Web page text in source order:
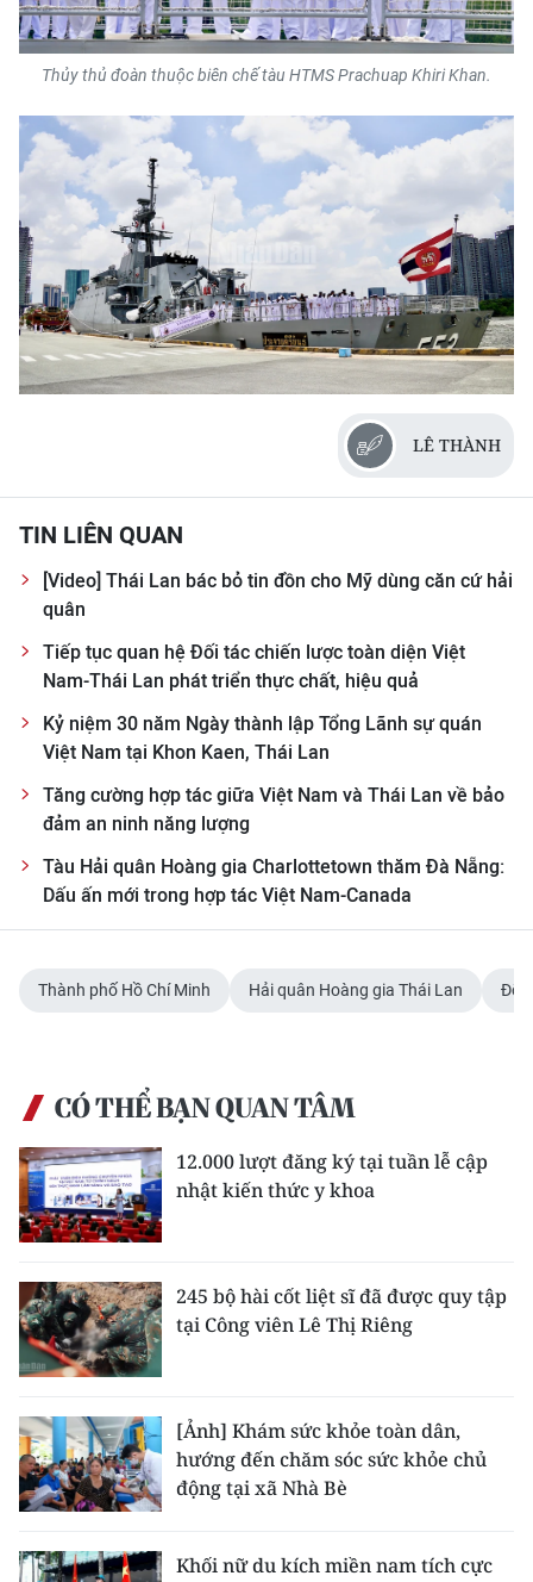
Thủy thủ đoàn thuộc biên chế tàu HTMS Prachuap Khiri Khan.
LÊ THÀNH
TIN LIÊN QUAN
[Video] Thái Lan bác bỏ tin đồn cho Mỹ dùng căn cứ hải
quân
Tiếp tục quan hệ Đối tác chiến lược toàn diện Việt
Nam-Thái Lan phát triển thực chất, hiệu quả
Kỷ niệm 30 năm Ngày thành lập Tổng Lãnh sự quán
Việt Nam tại Khon Kaen, Thái Lan
Tăng cường hợp tác giữa Việt Nam và Thái Lan về bảo
đảm an ninh năng lượng
Tàu Hải quân Hoàng gia Charlottetown thăm Đà Nẵng:
Dấu ấn mới trong hợp tác Việt Nam-Canada
Thành phố Hồ Chí Minh Hải quân Hoàng gia Thái Lan Đối
CÓ THỂ BẠN QUAN TÂM
12.000 lượt đăng ký tại tuần lễ cập
nhật kiến thức y khoa
245 bộ hài cốt liệt sĩ đã được quy tập
tại Công viên Lê Thị Riêng
[Ảnh] Khám sức khỏe toàn dân,
hướng đến chăm sóc sức khỏe chủ
động tại xã Nhà Bè
Khối nữ du kích miền nam tích cực